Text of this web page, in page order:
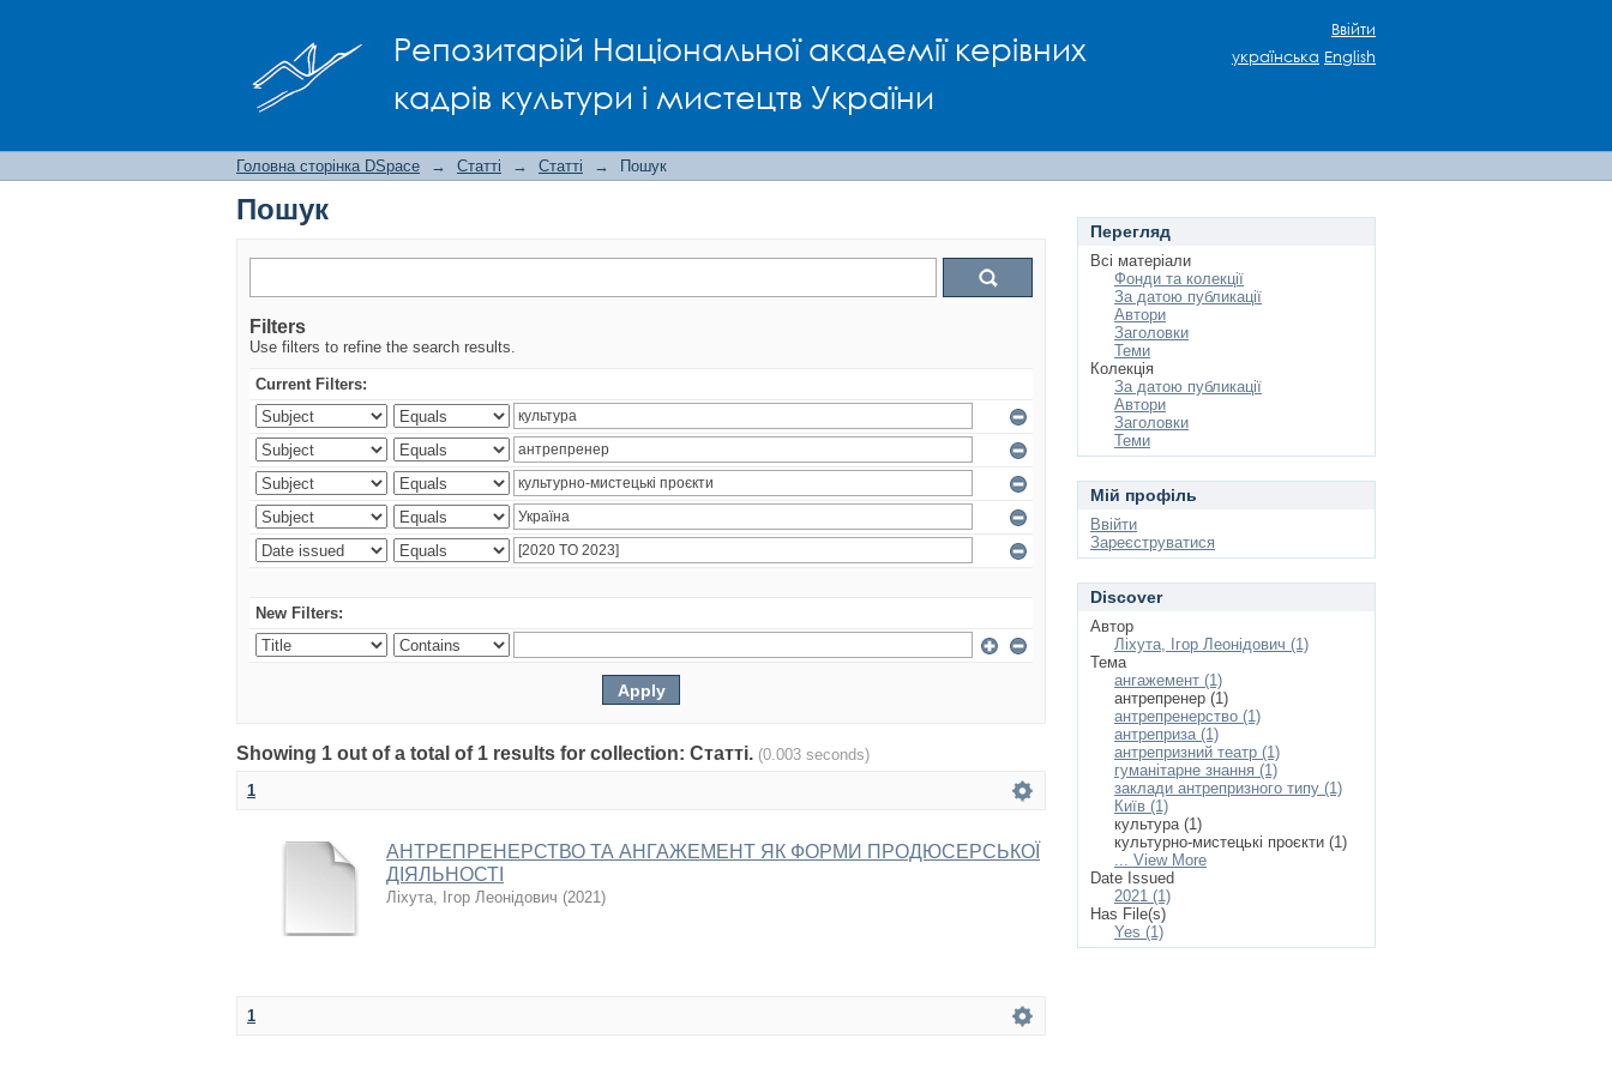
Репозитарій Національної академії керівних
кадрів культури і мистецтв України
Ввійти
українська English
Головна сторінка DSpace → Статті → Статті → Пошук
Пошук
Filters
Use filters to refine the search results.
Current Filters:
New Filters:
Showing 1 out of a total of 1 results for collection: Статті. (0.003 seconds)
1
АНТРЕПРЕНЕРСТВО ТА АНГАЖЕМЕНТ ЯК ФОРМИ ПРОДЮСЕРСЬКОЇ
ДІЯЛЬНОСТІ
Ліхута, Ігор Леонідович (2021)
1
Перегляд
Всі матеріали
Фонди та колекції
За датою публикації
Автори
Заголовки
Теми
Колекція
За датою публикації
Автори
Заголовки
Теми
Мій профіль
Ввійти
Зареєструватися
Discover
Автор
Ліхута, Ігор Леонідович (1)
Тема
ангажемент (1)
антрепренер (1)
антрепренерство (1)
антреприза (1)
антрепризний театр (1)
гуманітарне знання (1)
заклади антрепризного типу (1)
Київ (1)
культура (1)
культурно-мистецькі проєкти (1)
... View More
Date Issued
2021 (1)
Has File(s)
Yes (1)